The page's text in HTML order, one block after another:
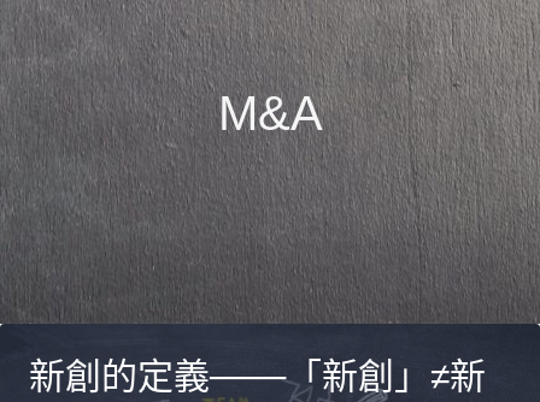
M&A
新創的定義───「新創」≠新